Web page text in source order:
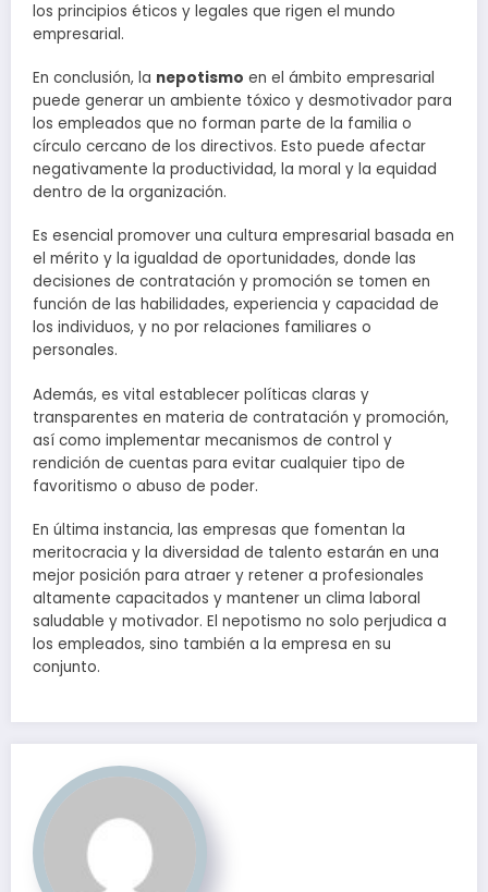
los principios éticos y legales que rigen el mundo
empresarial.
En conclusión, la nepotismo en el ámbito empresarial
puede generar un ambiente tóxico y desmotivador para
los empleados que no forman parte de la familia o
círculo cercano de los directivos. Esto puede afectar
negativamente la productividad, la moral y la equidad
dentro de la organización.
Es esencial promover una cultura empresarial basada en
el mérito y la igualdad de oportunidades, donde las
decisiones de contratación y promoción se tomen en
función de las habilidades, experiencia y capacidad de
los individuos, y no por relaciones familiares o
personales.
Además, es vital establecer políticas claras y
transparentes en materia de contratación y promoción,
así como implementar mecanismos de control y
rendición de cuentas para evitar cualquier tipo de
favoritismo o abuso de poder.
En última instancia, las empresas que fomentan la
meritocracia y la diversidad de talento estarán en una
mejor posición para atraer y retener a profesionales
altamente capacitados y mantener un clima laboral
saludable y motivador. El nepotismo no solo perjudica a
los empleados, sino también a la empresa en su
conjunto.